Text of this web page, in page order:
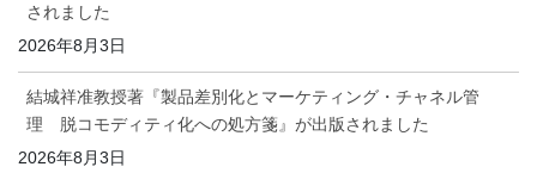
されました
2026年8月3日
結城祥准教授著『製品差別化とマーケティング・チャネル管
理 脱コモディティ化への処方箋』が出版されました
2026年8月3日